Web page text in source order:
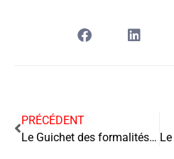
PRÉCÉDENT
Le Guichet des formalités des entreprises : un outil clé pour la création et la gestion d’entreprise